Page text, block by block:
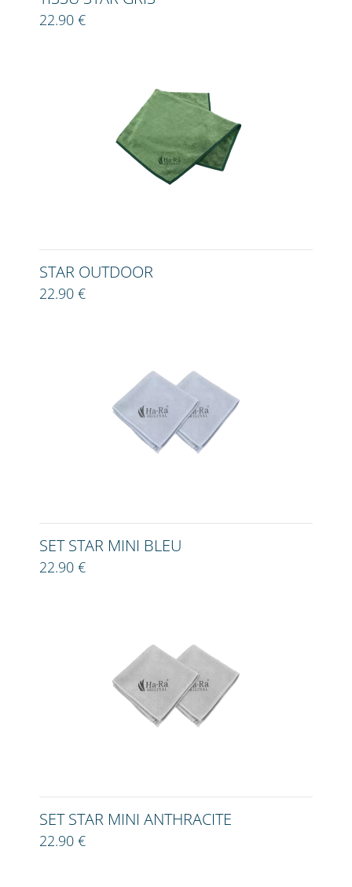
22.90 €
STAR OUTDOOR
22.90 €
SET STAR MINI BLEU
22.90 €
SET STAR MINI ANTHRACITE
22.90 €